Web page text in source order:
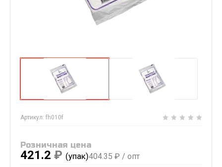
Артикул: fh010f
Розничная цена
421.2 ₽ (упак)404.35 ₽ / опт